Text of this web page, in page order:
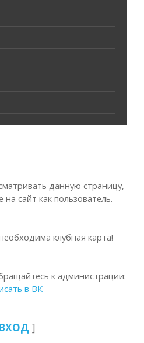
данную страницу,
сайт как пользователь.
клубная карта!
к администрации:
в ВК
ВХОД ]